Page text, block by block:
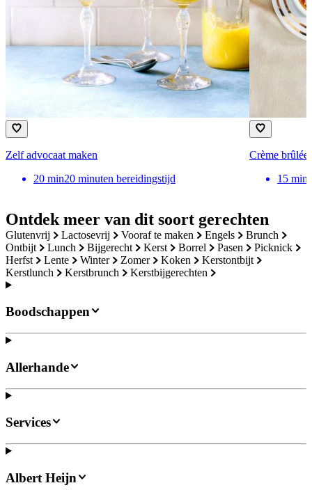
Ontdek meer van dit soort gerechten
glutenvrij lactosevrij vooraf te maken engels
brunch
ontbijt
lunch bijgerecht kerst borrel pasen
picknick
herfst
lente winter zomer koken
kerstontbijt
kerstlunch
kerstbrunch kerstbijgerechten
Zelf advocaat maken
20 min20 minuten bereidingstijd
Crème
15 min
Boodschappen
Allerhande
Services
Albert Heijn